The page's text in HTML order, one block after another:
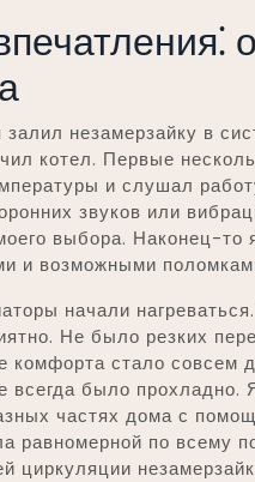
залил незамерзайку в
котел. Первые
и слушал
звуков или
выбора. Наконец-то
и возможными
начали
Не было резких
стало совсем
всегда было прохладно.
частях дома с
равномерной по всему
циркуляции